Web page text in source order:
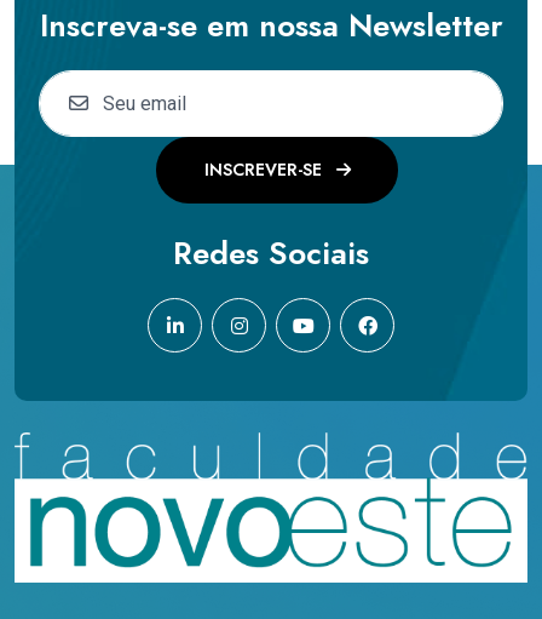
Inscreva-se em nossa Newsletter
INSCREVER-SE
Redes Sociais